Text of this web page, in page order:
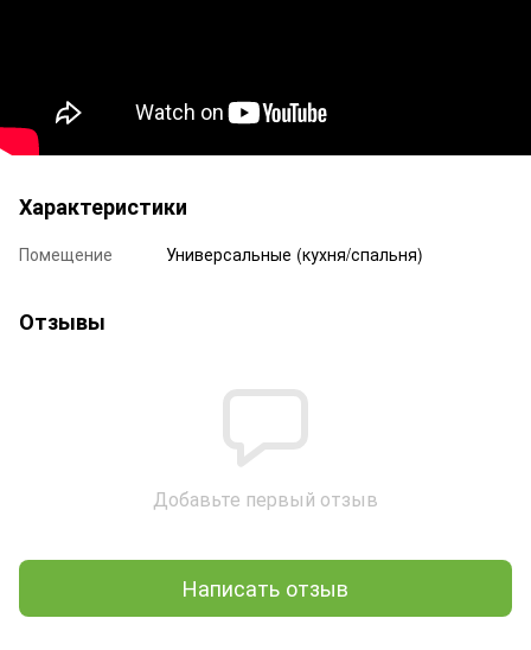
Характеристики
Помещение Универсальные (кухня/спальня)
Отзывы
Добавьте первый отзыв
Написать отзыв